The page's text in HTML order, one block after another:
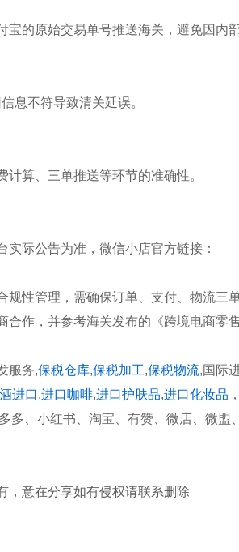
的原始交易单号推送海关，避免因内
息不符导致清关延误。
算、三单推送等环节的准确性。
际公告为准，微信小店官方链接：
性管理，需确保订单、支付、物流三
作，并参考海关发布的《跨境电商零
服务,保税仓库,保税加工,保税物流,国际
进口,进口咖啡,进口护肤品,进口化妆品
多、小红书、淘宝、有赞、微店、微盟
，意在分享如有侵权请联系删除